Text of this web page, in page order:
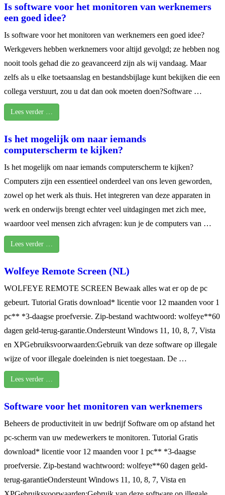
Is software voor het monitoren van werknemers
een goed idee?
Is software voor het monitoren van werknemers een goed idee?
Werkgevers hebben werknemers voor altijd gevolgd; ze hebben nog
nooit tools gehad die zo geavanceerd zijn als wij vandaag. Maar
zelfs als u elke toetsaanslag en bestandsbijlage kunt bekijken die een
collega verstuurt, zou u dat dan ook moeten doen?Software …
Lees verder …
Is het mogelijk om naar iemands
computerscherm te kijken?
Is het mogelijk om naar iemands computerscherm te kijken?
Computers zijn een essentieel onderdeel van ons leven geworden,
zowel op het werk als thuis. Het integreren van deze apparaten in
werk en onderwijs brengt echter veel uitdagingen met zich mee,
waardoor veel mensen zich afvragen: kun je de computers van …
Lees verder …
Wolfeye Remote Screen (NL)
WOLFEYE REMOTE SCREEN Bewaak alles wat er op de pc
gebeurt. Tutorial Gratis download* licentie voor 12 maanden voor 1
pc** *3-daagse proefversie. Zip-bestand wachtwoord: wolfeye**60
dagen geld-terug-garantie.Ondersteunt Windows 11, 10, 8, 7, Vista
en XPGebruiksvoorwaarden:Gebruik van deze software op illegale
wijze of voor illegale doeleinden is niet toegestaan. De …
Lees verder …
Software voor het monitoren van werknemers
Beheers de productiviteit in uw bedrijf Software om op afstand het
pc-scherm van uw medewerkers te monitoren. Tutorial Gratis
download* licentie voor 12 maanden voor 1 pc** *3-daagse
proefversie. Zip-bestand wachtwoord: wolfeye**60 dagen geld-
terug-garantieOndersteunt Windows 11, 10, 8, 7, Vista en